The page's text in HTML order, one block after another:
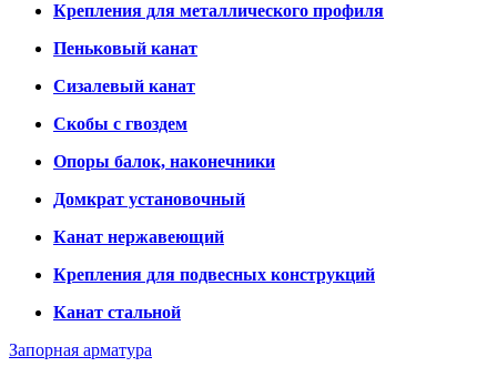
Крепления для металлического профиля
Пеньковый канат
Сизалевый канат
Скобы с гвоздем
Опоры балок, наконечники
Домкрат установочный
Канат нержавеющий
Крепления для подвесных конструкций
Канат стальной
Запорная арматура